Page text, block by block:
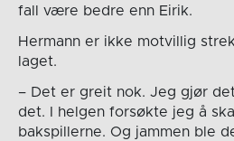
fall være bedre enn Eirik.
Hermann er ikke motvillig
laget.
– Det er greit nok. Jeg gjør
det. I helgen forsøkte jeg å
bakspillerne. Og jammen ble